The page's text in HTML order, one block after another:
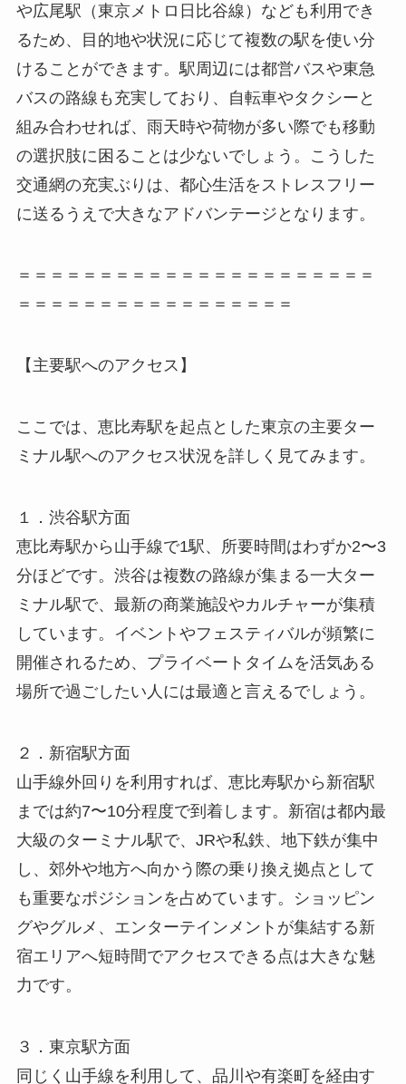
や広尾駅（東京メトロ日比谷線）なども利用でき
るため、目的地や状況に応じて複数の駅を使い分
けることができます。駅周辺には都営バスや東急
バスの路線も充実しており、自転車やタクシーと
組み合わせれば、雨天時や荷物が多い際でも移動
の選択肢に困ることは少ないでしょう。こうした
交通網の充実ぶりは、都心生活をストレスフリー
に送るうえで大きなアドバンテージとなります。
＝＝＝＝＝＝＝＝＝＝＝＝＝＝＝＝＝＝＝＝＝＝
＝＝＝＝＝＝＝＝＝＝＝＝＝＝＝＝＝
【主要駅へのアクセス】
ここでは、恵比寿駅を起点とした東京の主要ター
ミナル駅へのアクセス状況を詳しく見てみます。
１．渋谷駅方面
恵比寿駅から山手線で1駅、所要時間はわずか2〜3
分ほどです。渋谷は複数の路線が集まる一大ター
ミナル駅で、最新の商業施設やカルチャーが集積
しています。イベントやフェスティバルが頻繁に
開催されるため、プライベートタイムを活気ある
場所で過ごしたい人には最適と言えるでしょう。
２．新宿駅方面
山手線外回りを利用すれば、恵比寿駅から新宿駅
までは約7〜10分程度で到着します。新宿は都内最
大級のターミナル駅で、JRや私鉄、地下鉄が集中
し、郊外や地方へ向かう際の乗り換え拠点として
も重要なポジションを占めています。ショッピン
グやグルメ、エンターテインメントが集結する新
宿エリアへ短時間でアクセスできる点は大きな魅
力です。
３．東京駅方面
同じく山手線を利用して、品川や有楽町を経由す